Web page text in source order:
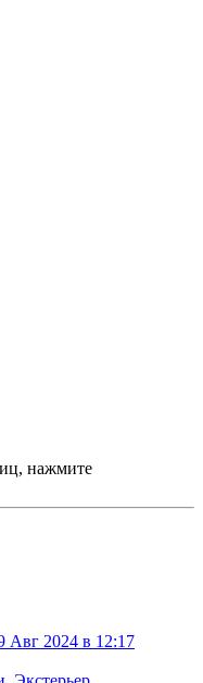
нажмите
Авг 2024 в 12:17